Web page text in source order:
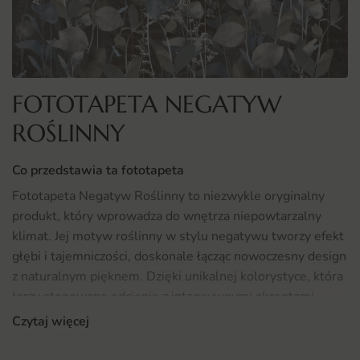
FOTOTAPETA NEGATYW
ROŚLINNY
Co przedstawia ta fototapeta
Fototapeta Negatyw Roślinny to niezwykle oryginalny
produkt, który wprowadza do wnętrza niepowtarzalny
klimat. Jej motyw roślinny w stylu negatywu tworzy efekt
głębi i tajemniczości, doskonale łącząc nowoczesny design
z naturalnym pięknem. Dzięki unikalnej kolorystyce, która
fototapeta ta z pewnością przyciągnie wzrok i ożywi każde
Czytaj więcej